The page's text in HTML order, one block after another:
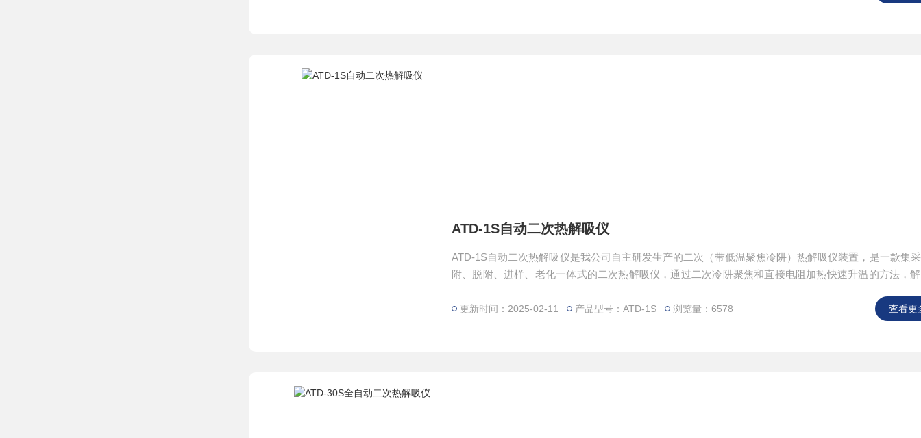
ATD-1S自动二次热解吸仪
ATD-1S自动二次热解吸仪是我公司自主研发生产的二次（带低温聚焦冷阱）热解吸仪装置，是一款集
附、脱附、进样、老化一体式的二次热解吸仪，通过二次冷阱聚焦和直接电阻加热快速升温的方法，
更新时间：2025-02-11 产品型号：ATD-1S 浏览量：6578 查看